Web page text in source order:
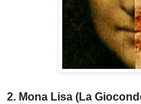
2. Mona Lisa (La